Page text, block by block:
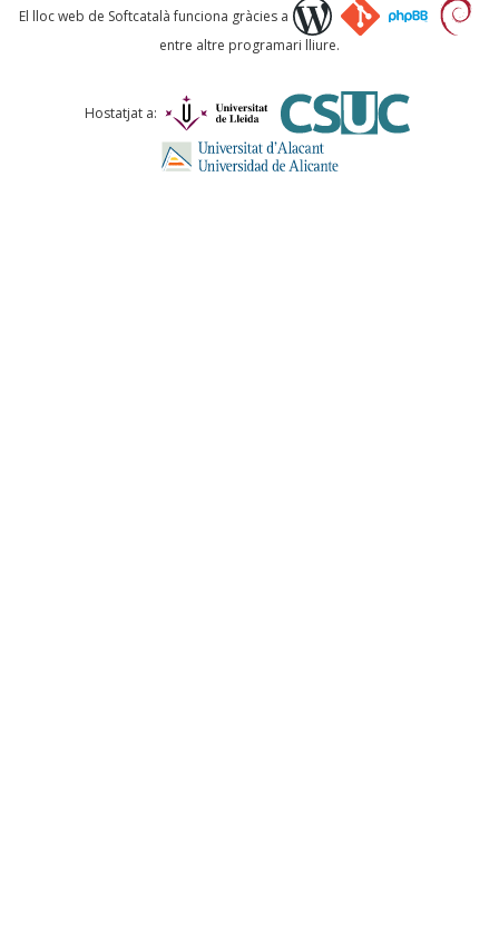
Què proposeu?
Comentari *
El lloc web de Softcatalà funciona gràcies a
entre altre programari lliure.
Hostatjat a: